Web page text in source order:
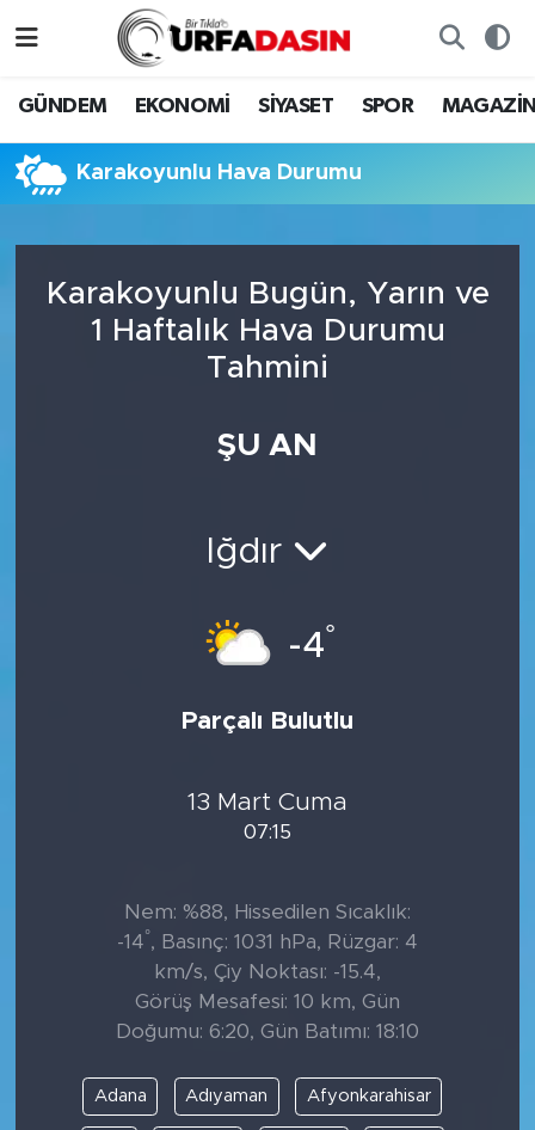
GÜNDEM EKONOMİ SİYASET SPOR
Karakoyunlu Hava Durumu
Karakoyunlu Bugün, Yarın ve
1 Haftalık Hava Durumu
Tahmini
ŞU AN
Iğdır
-4°
Parçalı Bulutlu
13 Mart Cuma
07:15
Nem: %88, Hissedilen Sıcaklık:
-14°, Basınç: 1031 hPa, Rüzgar: 4
km/s, Çiy Noktası: -15.4,
Görüş Mesafesi: 10 km, Gün
Doğumu: 6:20, Gün Batımı: 18:10
Adana Adıyaman Afyonkarahisar
MAGAZİN
Nöbetçi Eczaneler
Süper Lig Puan Durumu ve Fikstür
Son Dakika Haberleri